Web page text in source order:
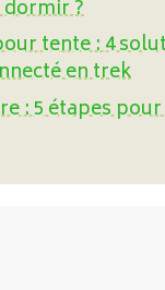
?
tente : 4
en trek
: 5 étapes